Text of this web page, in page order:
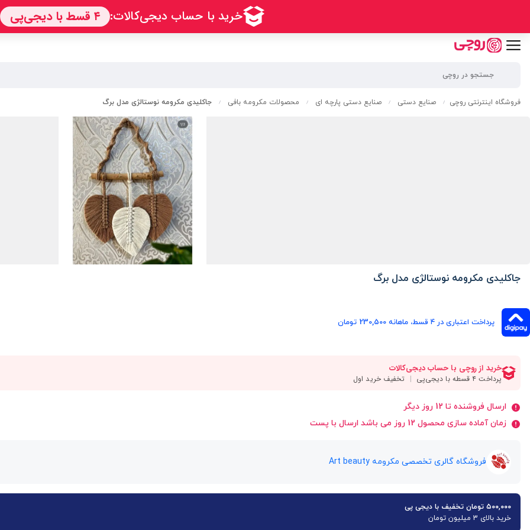
فروشگاه اینترنتی روچی / صنایع دستی / صنایع دستی پارچه ای / محصولات مکرومه بافی / جاکلیدی مکرومه نوستالژی مدل برگ
جاکلیدی مکرومه نوستالژی مدل برگ
پرداخت اعتباری در ۴ قسط، ماهانه 230,500 تومان
ارسال فروشنده تا 12 روز دیگر
زمان آماده سازی محصول 12 روز می باشد ارسال با پست
فروشگاه گالری تخصصی مکرومه Art beauty
۵۰۰,۰۰۰ تومان تخفیف با دیجی پی
خرید بالای 3 میلیون تومان